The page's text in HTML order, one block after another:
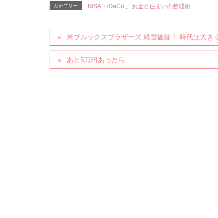
カテゴリー NISA・iDeCo 、 お金と住まいの整理術
米ブルックスブラザーズ 経営破綻！ 時代は大き
あと5万円あったら…